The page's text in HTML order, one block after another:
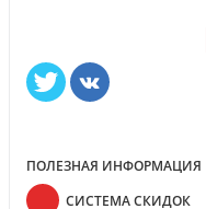
ПОЛЕЗНАЯ ИНФОРМАЦИЯ
СИСТЕМА СКИДОК